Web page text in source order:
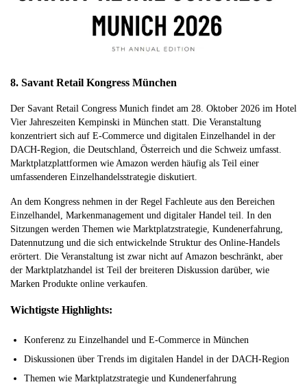
8. Savant Retail Kongress München
Der Savant Retail Congress Munich findet am 28. Oktober 2026 im Hotel
Vier Jahreszeiten Kempinski in München statt. Die Veranstaltung
konzentriert sich auf E-Commerce und digitalen Einzelhandel in der
DACH-Region, die Deutschland, Österreich und die Schweiz umfasst.
Marktplatzplattformen wie Amazon werden häufig als Teil einer
umfassenderen Einzelhandelsstrategie diskutiert.
An dem Kongress nehmen in der Regel Fachleute aus den Bereichen
Einzelhandel, Markenmanagement und digitaler Handel teil. In den
Sitzungen werden Themen wie Marktplatzstrategie, Kundenerfahrung,
Datennutzung und die sich entwickelnde Struktur des Online-Handels
erörtert. Die Veranstaltung ist zwar nicht auf Amazon beschränkt, aber
der Marktplatzhandel ist Teil der breiteren Diskussion darüber, wie
Marken Produkte online verkaufen.
Wichtigste Highlights:
Konferenz zu Einzelhandel und E-Commerce in München
Diskussionen über Trends im digitalen Handel in der DACH-Region
Themen wie Marktplatzstrategie und Kundenerfahrung